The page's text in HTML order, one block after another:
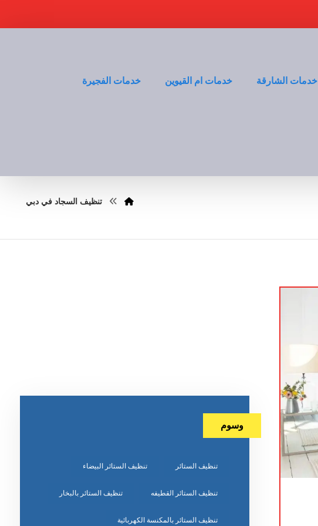
خدمات الشارقة خدمات ام القيوين خدمات الفجيرة
تنظيف السجاد في دبي
وسوم
تنظيف الستائر تنظيف الستائر البيضاء
تنظيف الستائر القطيفه تنظيف الستائر بالبخار
تنظيف الستائر بالمكنسة الكهربائية